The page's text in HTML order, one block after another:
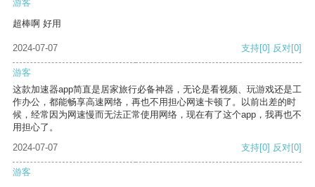
游客
超棒啊 好用
2024-07-07 支持[0] 反对[0]
游客
这款加速器app简直是居家旅行必备神器，无论是看视频、玩游戏还是工
作办公，都能畅享高速网络，再也不用担心网速卡顿了。以前出差的时
候，经常因为网速慢而无法正常使用网络，现在有了这个app，我再也不
用担心了。
2024-07-07
支持[0] 反对[0]
游客